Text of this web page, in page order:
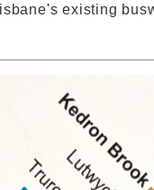
existing